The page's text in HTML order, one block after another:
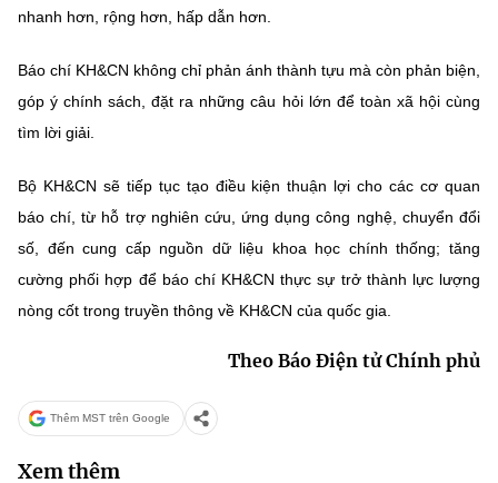
nhanh hơn, rộng hơn, hấp dẫn hơn.
Báo chí KH&CN không chỉ phản ánh thành tựu mà còn phản biện,
góp ý chính sách, đặt ra những câu hỏi lớn để toàn xã hội cùng
tìm lời giải.
Bộ KH&CN sẽ tiếp tục tạo điều kiện thuận lợi cho các cơ quan
báo chí, từ hỗ trợ nghiên cứu, ứng dụng công nghệ, chuyển đổi
số, đến cung cấp nguồn dữ liệu khoa học chính thống; tăng
cường phối hợp để báo chí KH&CN thực sự trở thành lực lượng
nòng cốt trong truyền thông về KH&CN của quốc gia.
Theo Báo Điện tử Chính phủ
Thêm MST trên Google
Xem thêm